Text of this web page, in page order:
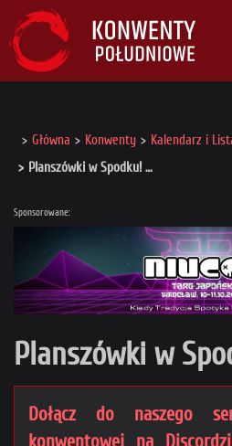
Główna Konwenty
Kalendarz i
Planszówki w Spodku! …
Sponsorowane:
Planszówki w
Dołącz do naszego
konwentowej na